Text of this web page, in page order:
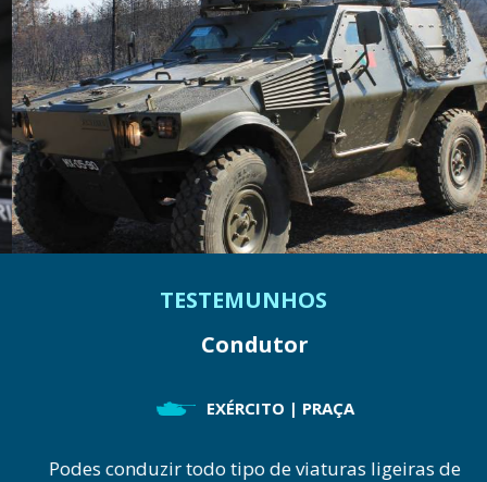
TESTEMUNHOS
Condutor
EXÉRCITO | PRAÇA
Podes conduzir todo tipo de viaturas ligeiras de